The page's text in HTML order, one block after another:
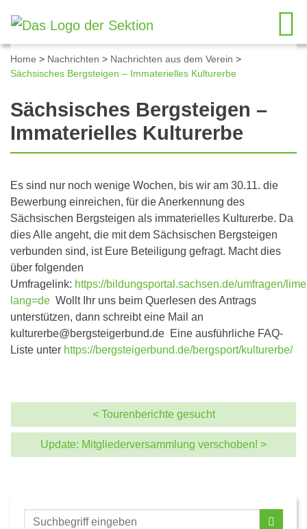
Home > Nachrichten > Nachrichten aus dem Verein >
Sächsisches Bergsteigen – Immaterielles Kulturerbe
Sächsisches Bergsteigen –
Immaterielles Kulturerbe
Es sind nur noch wenige Wochen, bis wir am 30.11. die
Bewerbung einreichen, für die Anerkennung des
Sächsischen Bergsteigen als immaterielles Kulturerbe. Da
dies Alle angeht, die mit dem Sächsischen Bergsteigen
verbunden sind, ist Eure Beteiligung gefragt. Macht dies
über folgenden
Umfragelink: https://bildungsportal.sachsen.de/umfragen/
lang=de Wollt Ihr uns beim Querlesen des Antrags
unterstützen, dann schreibt eine Mail an
kulturerbe@bergsteigerbund.de Eine ausführliche FAQ-
Liste unter https://bergsteigerbund.de/bergsport/kulturerbe/
< Tourenberichte gesucht
Update: Mitgliederversammlung verschoben! >